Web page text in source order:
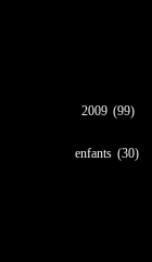
2009 (99)
enfants (30)